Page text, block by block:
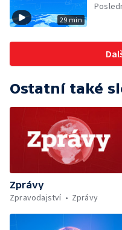
29 min
Ostatní také
Zprávy
Zpravodajství
Zprávy